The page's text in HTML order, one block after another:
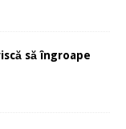
să îngroape